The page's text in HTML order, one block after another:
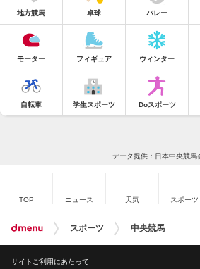
地方競馬 卓球 バレー
モーター フィギュア ウィンター
自転車 学生スポーツ Doスポーツ
データ提供：日本中央競馬
TOP ニュース 天気 スポーツ
スポーツ 中央競馬
サイトご利用にあたって